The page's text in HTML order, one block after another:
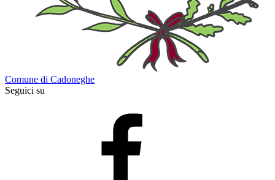
Comune di Cadoneghe
Seguici su